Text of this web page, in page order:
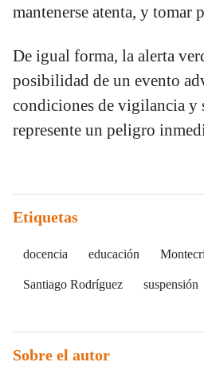
mantenerse atenta, y tomar
De igual forma, la alerta
posibilidad de un evento
condiciones de vigilancia y
represente un peligro
Etiquetas
docencia educación
Santiago Rodríguez suspensión
Sobre el autor